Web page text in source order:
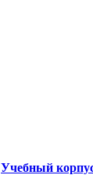
Учебный